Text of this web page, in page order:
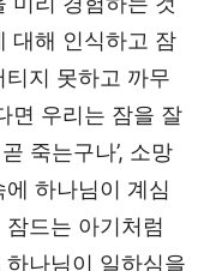
대해 인식하고 잠
지 못하고 까무
면 우리는 잠을 잘
죽는구나’, 소망
하나님이 계심
드는 아기처럼
나님이 일하심을